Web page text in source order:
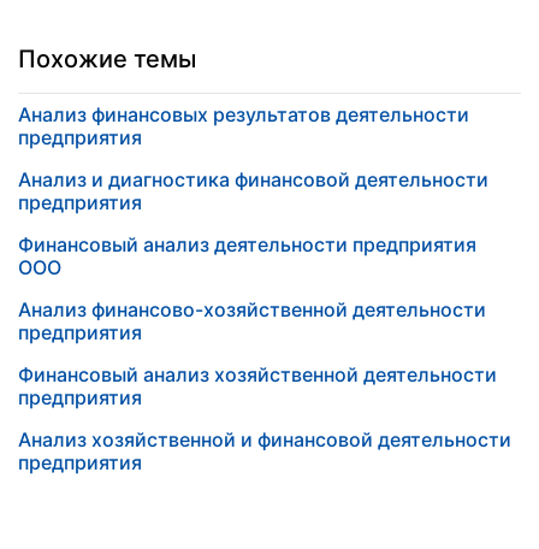
Похожие темы
Анализ финансовых результатов деятельности
предприятия
Анализ и диагностика финансовой деятельности
предприятия
Финансовый анализ деятельности предприятия
ООО
Анализ финансово-хозяйственной деятельности
предприятия
Финансовый анализ хозяйственной деятельности
предприятия
Анализ хозяйственной и финансовой деятельности
предприятия